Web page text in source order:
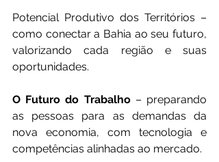
Potencial Produtivo dos Territórios –
como conectar a Bahia ao seu futuro,
valorizando cada região e suas
oportunidades.
O Futuro do Trabalho – preparando
as pessoas para as demandas da
nova economia, com tecnologia e
competências alinhadas ao mercado.